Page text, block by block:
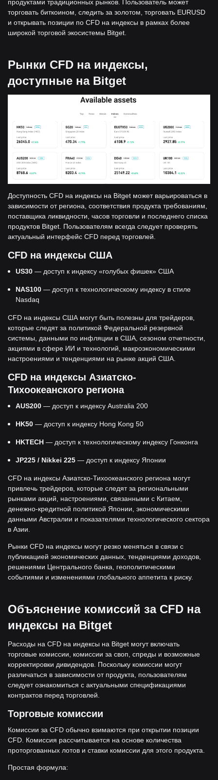
продуктами традиционных рынков. Пользователь может
торговать биткоином, следить за золотом, торговать EURUSD
и открывать позиции по CFD на индексы в рамках более
широкой торговой экосистемы Bitget.
Рынки CFD на индексы,
доступные на Bitget
Доступность CFD на индексы на Bitget может варьироваться в
зависимости от региона, соответствия продукта требованиям,
поставщика ликвидности, часов торговли и последнего списка
продуктов Bitget. Пользователям всегда следует проверять
актуальный интерфейс CFD перед торговлей.
CFD на индексы США
US30 — доступ к индексу «голубых фишек» США
NAS100 — доступ к технологическому индексу в стиле
Nasdaq
CFD на индексы США могут быть полезны для трейдеров,
которые следят за политикой Федеральной резервной
системы, данными по инфляции в США, сезоном отчетности,
акциями в сфере ИИ и технологий, макроэкономическими
настроениями и тенденциями на рынке акций США.
CFD на индексы Азиатско-
Тихоокеанского региона
AUS200 — доступ к индексу Australia 200
HK50 — доступ к индексу Hong Kong 50
HKTECH — доступ к технологическому индексу Гонконга
JP225 / Nikkei 225 — доступ к индексу Японии
CFD на индексы Азиатско-Тихоокеанского региона могут
привлечь трейдеров, которые следят за региональными
рынками акций, настроениями, связанными с Китаем,
денежно-кредитной политикой Японии, экономическими
данными Австралии и показателями технологического сектора
в Азии.
Рынки CFD на индексы могут резко меняться в связи с
публикацией экономических данных, тенденциями доходов,
решениями Центрального банка, геополитическими
событиями и изменениями глобального аппетита к риску.
Объяснение комиссий за CFD на
индексы на Bitget
Расходы на CFD на индексы на Bitget могут включать
торговые комиссии, комиссии за своп, спреды и возможные
корректировки дивидендов. Поскольку комиссии могут
различаться в зависимости от продукта, пользователям
следует ознакомиться с актуальными спецификациями
контрактов перед торговлей.
Торговые комиссии
Комиссии за CFD обычно взимаются при открытии позиции
CFD. Комиссия рассчитывается на основе количества
проторгованных лотов и ставки комиссии для этого продукта.
Простая формула: